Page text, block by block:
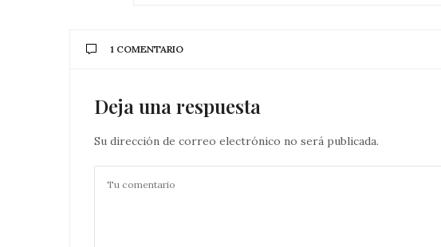
1 COMENTARIO
Deja una respuesta
Su dirección de correo electrónico no será publicada.